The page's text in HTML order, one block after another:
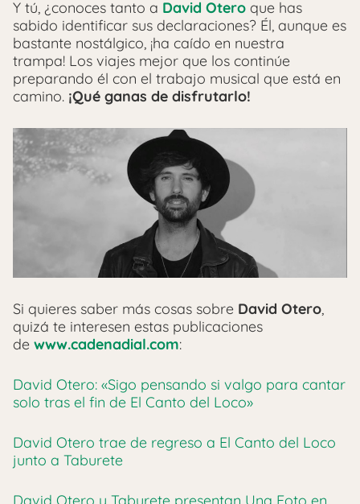
Y tú, ¿conoces tanto a David Otero que has
sabido identificar sus declaraciones? Él, aunque es
bastante nostálgico, ¡ha caído en nuestra
trampa! Los viajes mejor que los continúe
preparando él con el trabajo musical que está en
camino. ¡Qué ganas de disfrutarlo!
Si quieres saber más cosas sobre David Otero,
quizá te interesen estas publicaciones
de www.cadenadial.com:
David Otero: «Sigo pensando si valgo para cantar
solo tras el fin de El Canto del Loco»
David Otero trae de regreso a El Canto del Loco
junto a Taburete
David Otero y Taburete presentan Una Foto en